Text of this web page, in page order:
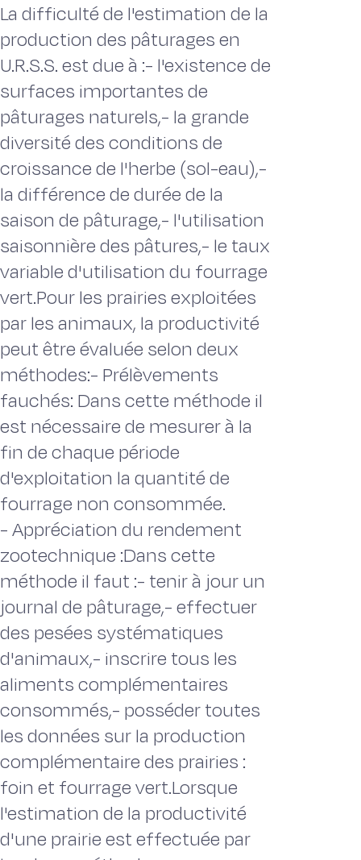
La difficulté de l'estimation de la
production des pâturages en
U.R.S.S. est due à :- l'existence de
surfaces importantes de
pâturages naturels,- la grande
diversité des conditions de
croissance de l'herbe (sol-eau),-
la différence de durée de la
saison de pâturage,- l'utilisation
saisonnière des pâtures,- le taux
variable d'utilisation du fourrage
vert.Pour les prairies exploitées
par les animaux, la productivité
peut être évaluée selon deux
méthodes:- Prélèvements
fauchés: Dans cette méthode il
est nécessaire de mesurer à la
fin de chaque période
d'exploitation la quantité de
fourrage non consommée.
- Appréciation du rendement
zootechnique :Dans cette
méthode il faut :- tenir à jour un
journal de pâturage,- effectuer
des pesées systématiques
d'animaux,- inscrire tous les
aliments complémentaires
consommés,- posséder toutes
les données sur la production
complémentaire des prairies :
foin et fourrage vert.Lorsque
l'estimation de la productivité
d'une prairie est effectuée par